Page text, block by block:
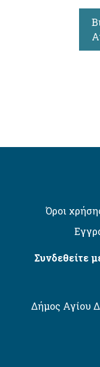
Όροι
Συνδεθείτε
Δήμος Αγίου